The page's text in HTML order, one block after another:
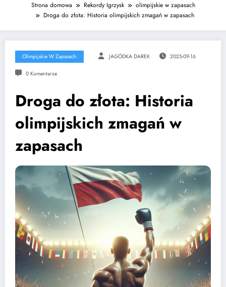
Strona domowa Rekordy Igrzysk
olimpijskie w zapasach
Droga do złota: Historia olimpijskich zmagań w zapasach
Olimpijskie W Zapasach JAGÓDKA DAREK 2025-09-16
0 Komentarze
Droga do złota: Historia
olimpijskich zmagań w
zapasach